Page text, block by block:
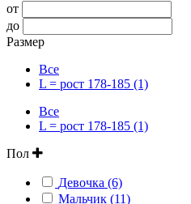
от
до
Размер
Все
L = рост 178-185 (1)
Все
L = рост 178-185 (1)
Пол
Девочка (6)
Мальчик (11)